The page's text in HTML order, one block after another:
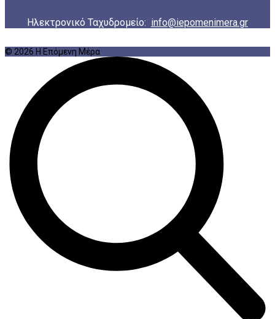
Ηλεκτρονικό Ταχυδρομείο: info@iepomenimera.gr
© 2026 Η Επόμενη Μέρα